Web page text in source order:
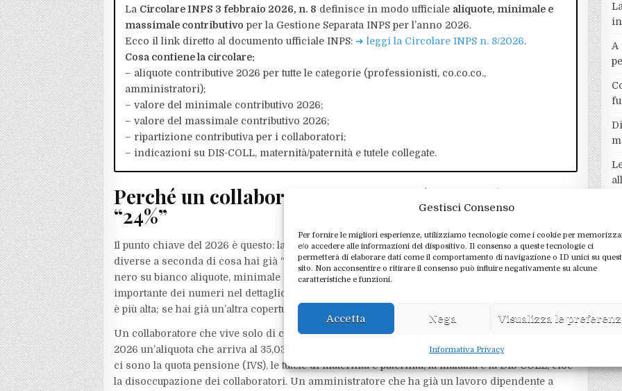
Gestisci Consenso
Per fornire le migliori esperienze, utilizziamo tecnologie come i cookie per
e/o accedere alle informazioni del dispositivo. Il consenso a queste tecnologie ci
permetterà di elaborare dati come il comportamento di navigazione o ID unici su
sito. Non acconsentire o ritirare il consenso può influire negativamente su alcune
caratteristiche e funzioni.
Accetta Nega Visualizza le
Informativa Privacy
La Circolare INPS 3 febbraio 2026, n. 8 definisce in modo ufficiale aliquote, minimale e
massimale contributivo per la Gestione Separata INPS per l’anno 2026.
Ecco il link diretto al documento ufficiale INPS:➜ leggi la Circolare INPS n. 8/2026.
Cosa contiene la circolare:
– aliquote contributive 2026 per tutte le categorie (professionisti, co.co.co.,
amministratori);
– valore del minimale contributivo 2026;
– valore del massimale contributivo 2026;
– ripartizione contributiva per i collaboratori;
– indicazioni su DIS-COLL, maternità/paternità e tutele collegate.
Perché un collaboratore paga “35%” e un altro
“24%”
Il punto chiave del 2026 è questo: la stessa tipologia di attività può scontare percentuali molto
diverse a seconda di cosa hai già “alle spalle”. La circolare INPS 3 febbraio 2026, n. 8 mette
nero su bianco aliquote, minimale e massimale per la Gestione Separata, ma la logica è più
importante dei numeri nel dettaglio: se la Gestione Separata è la tua
è più alta; se hai già un’altra copertura o sei pensionato, l’aliquota scende.
Un collaboratore che vive solo di co.co.co., senza altre coperture e non pensionato, paga nel
2026 un’aliquota che arriva al 35,03% (o al 33,72% per alcune tipologie senza DIS‑COLL): dentro
ci sono la quota pensione (IVS), le tutele di maternità e paternità, la malattia e la DIS‑COLL, cioè
la disoccupazione dei collaboratori. Un amministratore che ha già un lavoro dipendente a
A